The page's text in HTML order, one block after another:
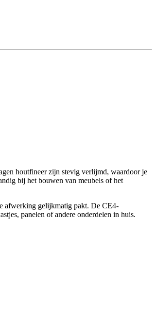
houtfineer zijn stevig verlijmd, waardoor je
bij het bouwen van meubels of het
afwerking gelijkmatig pakt. De CE4-
panelen of andere onderdelen in huis.